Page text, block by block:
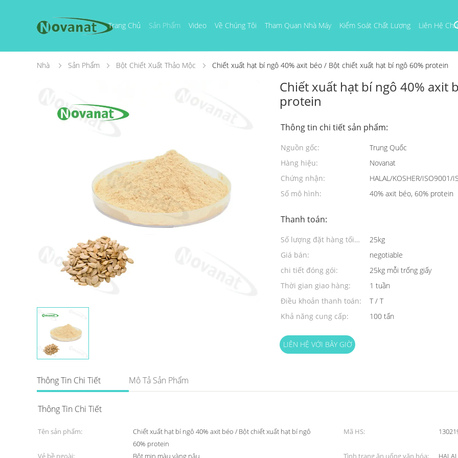
Trang Chủ Sản Phẩm Video Về Chúng Tôi Tham Quan Nhà Máy Kiểm Soát Chất Lượng Liên Hệ
Nhà Sản Phẩm Bột Chiết Xuất Thảo Mộc Chiết xuất hạt bí ngô 40% axit béo / Bột chiết xuất hạt bí ngô 60% protein
Chiết xuất hạt bí ngô 40% axit
protein
Thông tin chi tiết sản phẩm:
Nguồn gốc:
Trung Quốc
Hàng hiệu:
Novanat
Chứng nhận:
HALAL/KOSHER/ISO9001/
Số mô hình:
40% axit béo, 60% protein
Thanh toán:
Số lượng đặt hàng tối
thiểu:
25kg
Giá bán:
negotiable
chi tiết đóng gói:
25kg mỗi trống giấy
Thời gian giao hàng:
1 tuần
Điều khoản thanh toán:
T / T
Khả năng cung cấp:
100 tấn
LIÊN HỆ VỚI BÂY GIỜ
Thông Tin Chi Tiết Mô Tả Sản Phẩm
Thông Tin Chi Tiết
Tên sản phẩm:
Chiết xuất hạt bí ngô 40% axit béo / Bột chiết xuất hạt bí ngô
60% protein
Mã HS:
Vẻ bề ngoài: Bột mịn màu vàng nâu Tình trạng ăn uống văn hóa: